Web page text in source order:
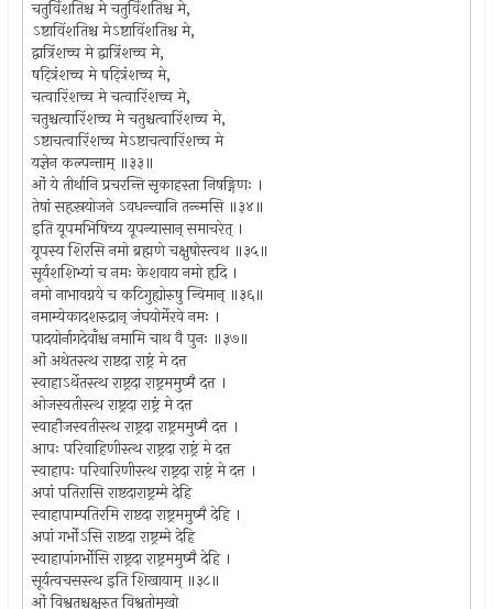
चतुर्विंशतिश्च मे चतुर्विंशतिश्च मे,
ऽष्टाविंशतिश्च मेऽष्टाविंशतिश्च मे,
द्वात्रिंशच्च मे द्वात्रिंशच्च मे,
षट्त्रिंशच्च मे षट्त्रिंशच्च मे,
चत्वारिंशच्च मे चत्वारिंशच्च मे,
चतुश्चत्वारिंशच्च मे चतुश्चत्वारिंशच्च मे,
ऽष्टाचत्वारिंशच्च मेऽष्टाचत्वारिंशच्च मे
यज्ञेन कल्पन्ताम् ॥३३॥
ओं ये तीर्थानि प्रचरन्ति सृकाहस्ता निषङ्गिणः ।
तेषां सहृस्रयोजने ऽवधन्न्वानि तन्न्मसि ॥३४॥
इति यूपमभिषिच्य यूपन्यासान् समाचरेत् ।
यूपस्य शिरसि नमो ब्रह्मणे चक्षुषोस्त्वथ ॥३५॥
सूर्यशशिभ्यां च नमः केशवाय नमो हृदि ।
नमो नाभावग्नये च कटिगुह्योरुषु न्विमान् ॥३६॥
नमाम्येकादशरुद्रान् जंघयोर्मेरवे नमः ।
पादयोर्नागदेवाँश्च नमामि चाथ वै पुनः ॥३७॥
ओं अथेतस्त्थ राष्टदा राष्ट्रं मे दत्त
स्वाहाऽर्थेतस्त्थ राष्ट्रदा राष्ट्रममुष्मै दत्त ।
ओजस्वतीस्त्थ राष्ट्रदा राष्ट्रं मे दत्त
स्वाहौजस्वतीस्त्थ राष्ट्रदा राष्ट्रममुष्मै दत्त ।
आपः परिवाहिणीस्त्थ राष्ट्रदा राष्ट्रं मे दत्त
स्वाहापः परिवारिणीस्त्थ राष्ट्रदा राष्ट्रं मे दत्त ।
अपां पतिरासि राष्टदाराष्ट्रम्मे देहि
स्वाहापाम्पतिरमि राष्टदा राष्ट्रममुष्मै देहि ।
अपां गर्भोऽसि राष्टदा राष्ट्रम्मे देहि
स्वाहापांगर्भोसि राष्ट्रदा राष्ट्रममुष्मै देहि ।
सूर्यत्वचसस्त्थ इति शिखायाम् ॥३८॥
ओं विश्वतश्चक्षुरुत विश्वतोमुखो